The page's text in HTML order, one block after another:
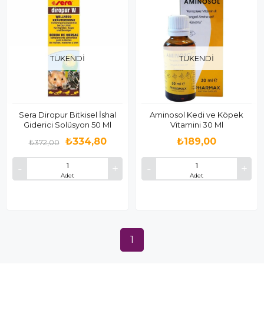
TÜKENDI
Sera Diropur Bitkisel İshal
Giderici Solüsyon 50 Ml
Adet
₺334,80
₺372,00
TÜKENDI
Aminosol Kedi ve Köpek
Vitamini 30 Ml
Adet
₺189,00
1